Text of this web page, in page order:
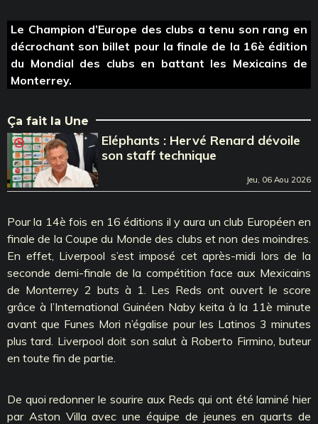
Le Champion d’Europe des clubs a tenu son rang en
décrochant son billet pour la finale de la 16è édition
du Mondial des clubs en battant les Mexicains de
Monterrey.
Ça fait la Une
Eléphants : Hervé Renard dévoile
son staff technique
Jeu, 06 Aou 2026
Pour la 14è fois en 16 éditions il y aura un club Européen en
finale de la Coupe du Monde des clubs et non des moindres.
En effet, Liverpool s’est imposé cet après-midi lors de la
seconde demi-finale de la compétition face aux Mexicains
de Monterrey 2 buts à 1. Les Reds ont ouvert le score
grâce à l’International Guinéen Naby keita à la 11è minute
avant que Funes Mori n’égalise pour les Latinos 3 minutes
plus tard. Liverpool doit son salut à Roberto Firmino, buteur
en toute fin de partie.
De quoi redonner le sourire aux Reds qui ont été laminé hier
par Aston Villa avec une équipe de jeunes en quarts de